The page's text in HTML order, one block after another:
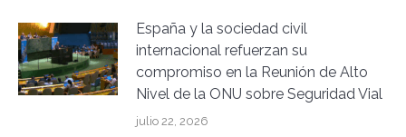
España y la sociedad civil
internacional refuerzan su
compromiso en la Reunión de Alto
Nivel de la ONU sobre Seguridad Vial
julio 22, 2026